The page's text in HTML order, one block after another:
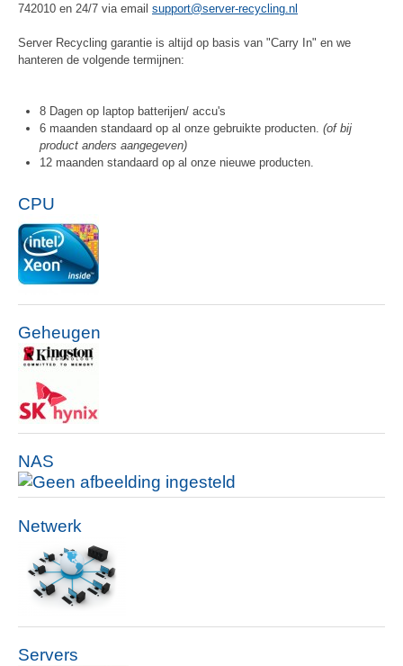
742010 en 24/7 via email support@server-recycling.nl
Server Recycling garantie is altijd op basis van "Carry In" en we
hanteren de volgende termijnen:
8 Dagen op laptop batterijen/ accu's
6 maanden standaard op al onze gebruikte producten. (of bij
product anders aangegeven)
12 maanden standaard op al onze nieuwe producten.
CPU
Geheugen
NAS
Netwerk
Servers